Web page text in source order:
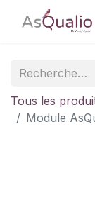
Tous les
Module